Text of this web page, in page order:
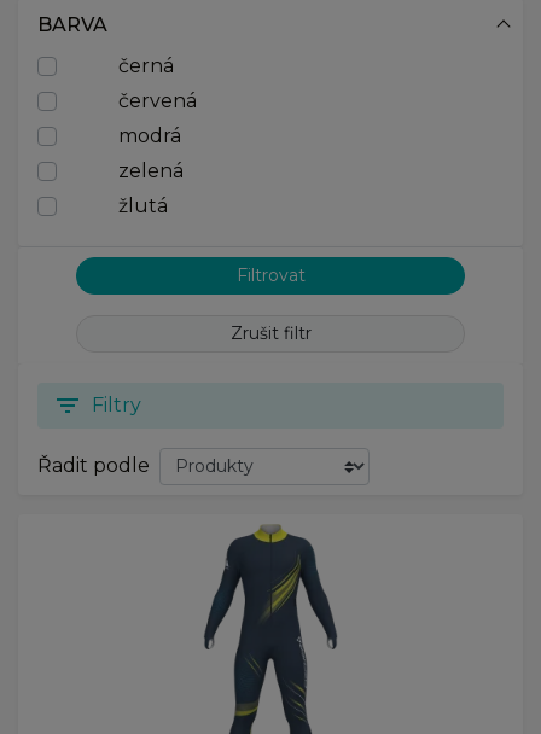
BARVA
černá
červená
modrá
zelená
žlutá
Zrušit filtr
filter_list Filtry
Řadit podle